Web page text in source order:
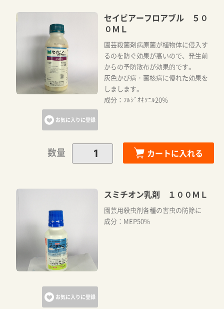
お気に入りに登録
セイビアーフロアブル ５０
０ＭＬ
園芸殺菌剤病原菌が植物体に侵入す
るのを防ぐ効果が高いので、発生前
からの予防散布が効果的です。
灰色かび病・菌核病に優れた効果を
しまします。
成分：ﾌﾙｼﾞｵｷｿﾆﾙ20%
数量 カートに入れる
お気に入りに登録
スミチオン乳剤 １００ＭＬ
園芸用殺虫剤各種の害虫の防除に
成分：MEP50%
カートに追加しました。
カートへ進む